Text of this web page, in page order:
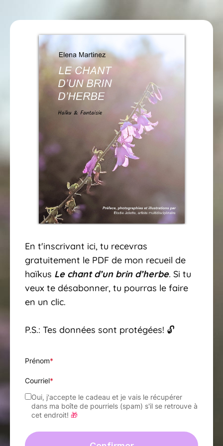
En t'inscrivant ici, tu recevras
gratuitement le PDF de mon recueil de
haïkus Le chant d’un brin d’herbe. Si tu
veux te désabonner, tu pourras le faire
en un clic.
P.S.: Tes données sont protégées! 🔓
Prénom*
Courriel*
Oui, j'accepte le cadeau et je vais le récupérer
dans ma boîte de pourriels (spam) s'il se retrouve à
cet endroit! 🎁